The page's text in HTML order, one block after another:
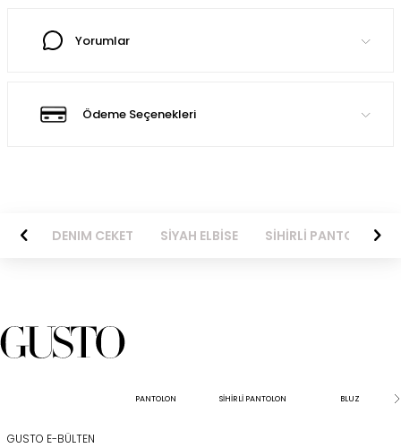
Yorumlar
Ödeme Seçenekleri
DENIM CEKET SİYAH ELBİSE SİHİRLİ PANTOLON
PANTOLON SİHİRLİ PANTOLON BLUZ
GUSTO E-BÜLTEN